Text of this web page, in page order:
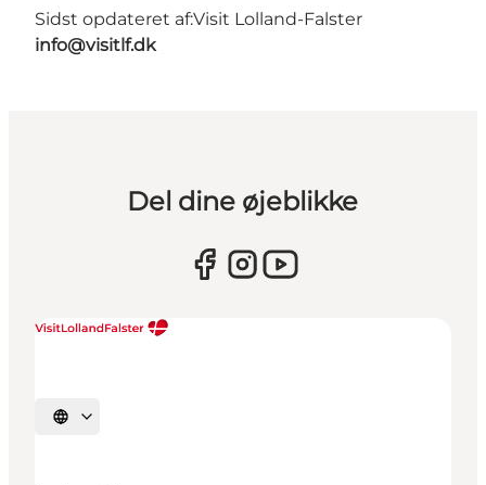
Sidst opdateret af:Visit Lolland-Falster
info@visitlf.dk
Del dine øjeblikke
Vælg sprog